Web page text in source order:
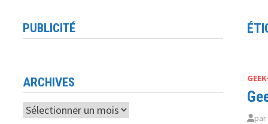
par
PUBLICITÉ
ARCHIVES
Archives